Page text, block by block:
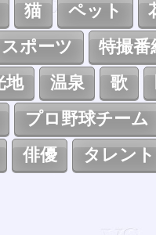
猫 ペット
スポーツ 特撮番
地 温泉 歌
プロ野球チーム
俳優 タレント